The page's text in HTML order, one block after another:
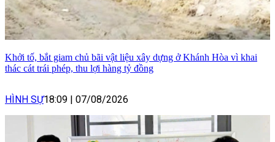
Khởi tố, bắt giam chủ bãi vật liệu xây dựng ở Khánh Hòa vì khai
thác cát trái phép, thu lợi hàng tỷ đồng
HÌNH SỰ18:09 07/08/2026